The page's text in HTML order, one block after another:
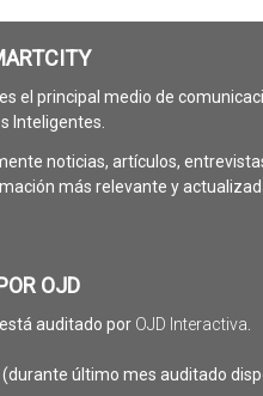
el principal medio de
Inteligentes.
noticias, artículos,
más relevante y
OJD
auditado por OJD Interactiva
(durante último mes auditado